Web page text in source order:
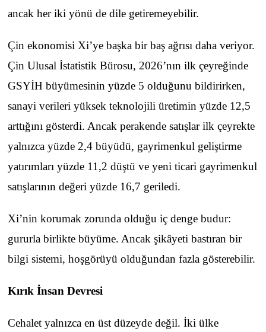
ancak her iki yönü de dile getiremeyebilir.
Çin ekonomisi Xi’ye başka bir baş ağrısı daha veriyor.
Çin Ulusal İstatistik Bürosu, 2026’nın ilk çeyreğinde
GSYİH büyümesinin yüzde 5 olduğunu bildirirken,
sanayi verileri yüksek teknolojili üretimin yüzde 12,5
arttığını gösterdi. Ancak perakende satışlar ilk çeyrekte
yalnızca yüzde 2,4 büyüdü, gayrimenkul geliştirme
yatırımları yüzde 11,2 düştü ve yeni ticari gayrimenkul
satışlarının değeri yüzde 16,7 geriledi.
Xi’nin korumak zorunda olduğu iç denge budur:
gururla birlikte büyüme. Ancak şikâyeti bastıran bir
bilgi sistemi, hoşgörüyü olduğundan fazla gösterebilir.
Kırık İnsan Devresi
Cehalet yalnızca en üst düzeyde değil. İki ülke